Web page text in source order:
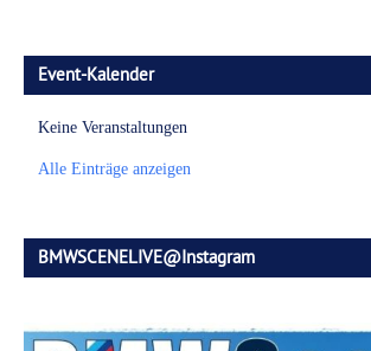
Event-Kalender
Keine Veranstaltungen
Alle Einträge anzeigen
BMWSCENELIVE@Instagram